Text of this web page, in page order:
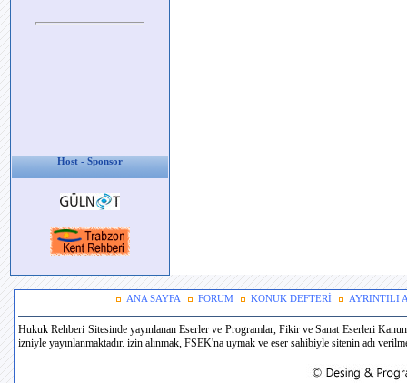
Host - Sponsor
ANA SAYFA FORUM KONUK DEFTERİ AYRINTILI
Hukuk Rehberi Sitesinde yayınlanan Eserler ve Programlar, Fikir ve Sanat Eserleri
izniyle yayınlanmaktadır. izin alınmak, FSEK'na uymak ve eser sahibiyle sitenin adı